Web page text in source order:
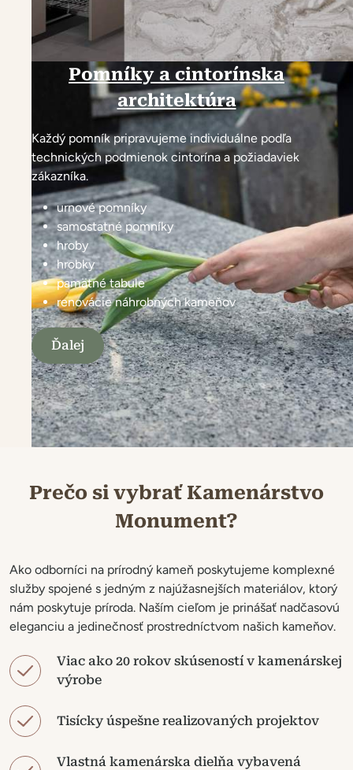
Pomníky a cintorínska
architektúra
Každý pomník pripravujeme individuálne podľa
technických podmienok cintorína a požiadaviek
zákazníka.
urnové pomníky
samostatné pomníky
hroby
hrobky
pamätné tabule
renovácie náhrobných kameňov
Ďalej
Realizácie architektonického kamenárstva
Prečo si vybrať Kamenárstvo
Monument?
Ako odborníci na prírodný kameň poskytujeme komplexné
služby spojené s jedným z najúžasnejších materiálov, ktorý
nám poskytuje príroda. Naším cieľom je prinášať nadčasovú
eleganciu a jedinečnosť prostredníctvom našich kameňov.
Viac ako 20 rokov skúseností v kamenárskej
výrobe
Tisícky úspešne realizovaných projektov
Vlastná kamenárska dielňa vybavená